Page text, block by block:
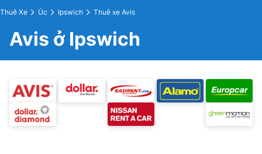
Thuê Xe Úc Ipswich Thuê xe Avis
Avis ở Ipswich